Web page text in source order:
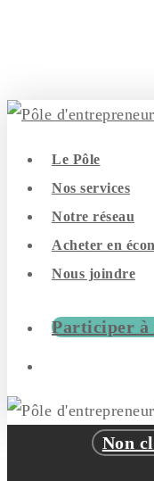
content
search
Menu
Le Pôle
Nos services
Notre réseau
Acheter en
Nous joindre
Participer à
Non